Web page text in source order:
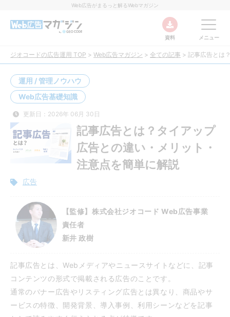
Web広告がまるっと解るWebマガジン
資料 メニュー
ジオコードの広告運用 TOP > Web広告マガジン > 全ての記事 > 記事広告とは
運用 / 管理ノウハウ
Web広告基礎知識
更新日：2026年 06月 30日
記事広告とは？タイアップ
広告との違い・メリット・
注意点を簡単に解説
広告
【監修】株式会社ジオコード Web広告事業
責任者
新井 政樹
記事広告とは、Webメディアやニュースサイトなどに、記事
コンテンツの形式で掲載される広告のことです。
通常のバナー広告やリスティング広告とは異なり、商品やサ
ービスの特徴、開発背景、導入事例、利用シーンなどを記事